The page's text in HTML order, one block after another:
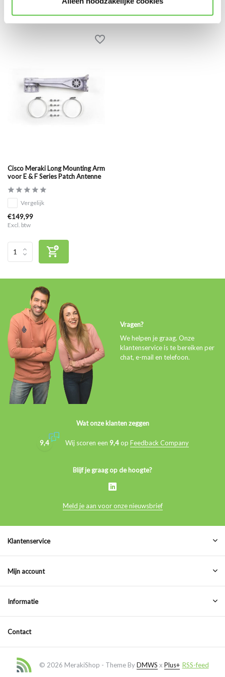
Eerder bekeken
Cisco Meraki Long Mounting Arm
voor E & F Series Patch Antenne
Vergelijk
€149,99
Excl. btw
Vragen?
We helpen je graag. Onze
klantenservice is te bereiken per
chat, e-mail en telefoon.
Wat onze klanten zeggen
9,4 Wij scoren een 9,4op Feedback Company
Blijf je graag op de hoogte?
Meld je aan voor onze nieuwsbrief
Klantenservice
Mijn account
Informatie
Contact
© 2026 MerakiShop - Theme ByDMWS x Plus+ RSS-feed